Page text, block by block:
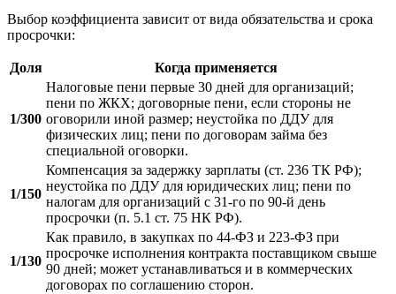
Выбор коэффициента зависит от вида обязательства и срока
просрочки:
Доля Когда применяется
1/300
Налоговые пени первые 30 дней для организаций;
пени по ЖКХ; договорные пени, если стороны не
оговорили иной размер; неустойка по ДДУ для
физических лиц; пени по договорам займа без
специальной оговорки.
1/150
Компенсация за задержку зарплаты (ст. 236 ТК РФ);
неустойка по ДДУ для юридических лиц; пени по
налогам для организаций с 31-го по 90-й день
просрочки (п. 5.1 ст. 75 НК РФ).
1/130
Как правило, в закупках по 44-ФЗ и 223-ФЗ при
просрочке исполнения контракта поставщиком свыше
90 дней; может устанавливаться и в коммерческих
договорах по соглашению сторон.